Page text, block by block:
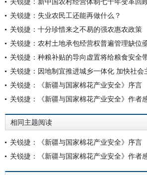
关锐捷：失业农民工还能再做什么？
关锐捷：十分珍惜来之不易的强农惠农政策
关锐捷：农村土地承包经营权普遍管理缺位
关锐捷：种粮补贴的导向虚置将给粮食安全
关锐捷：因地制宜推进城乡一体化 加快社会
关锐捷：《新疆与国家棉花产业安全》序言
关锐捷：《新疆与国家棉花产业安全》作者
相同主题阅读
关锐捷：《新疆与国家棉花产业安全》序言
关锐捷：《新疆与国家棉花产业安全》作者